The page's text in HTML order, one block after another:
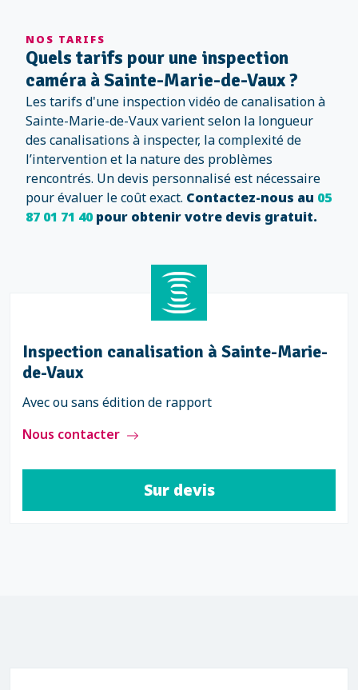
NOS TARIFS
Quels tarifs pour une inspection
caméra à Sainte-Marie-de-Vaux ?
Les tarifs d'une inspection vidéo de canalisation à
Sainte-Marie-de-Vaux varient selon la longueur
des canalisations à inspecter, la complexité de
l’intervention et la nature des problèmes
rencontrés. Un devis personnalisé est nécessaire
pour évaluer le coût exact. Contactez-nous au 05
87 01 71 40pour obtenir votre devis gratuit.
Inspection canalisation à Sainte-Marie-
de-Vaux
Avec ou sans édition de rapport
Nous contacter
Sur devis